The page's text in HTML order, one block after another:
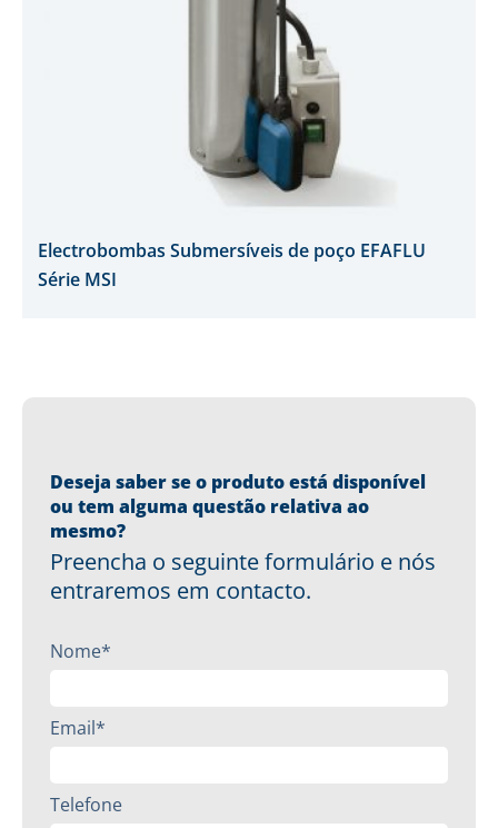
Electrobombas Submersíveis de poço EFAFLU
Série MSI
Deseja saber se o produto está disponível
ou tem alguma questão relativa ao
mesmo?
Preencha o seguinte formulário e nós
entraremos em contacto.
Nome*
Email*
Telefone